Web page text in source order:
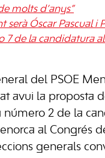
molts d’anys”
serà Óscar Pascual i
7 de la candidatura
del PSOE
avui la proposta
número 2 de la
al Congrés
generals